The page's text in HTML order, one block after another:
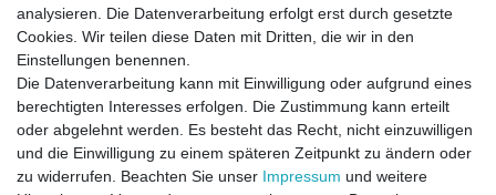
analysieren. Die Datenverarbeitung erfolgt erst durch gesetzte
Cookies. Wir teilen diese Daten mit Dritten, die wir in den
Einstellungen benennen.
Die Datenverarbeitung kann mit Einwilligung oder aufgrund eines
berechtigten Interesses erfolgen. Die Zustimmung kann erteilt
oder abgelehnt werden. Es besteht das Recht, nicht einzuwilligen
und die Einwilligung zu einem späteren Zeitpunkt zu ändern oder
zu widerrufen. Beachten Sie unser Impressum und weitere